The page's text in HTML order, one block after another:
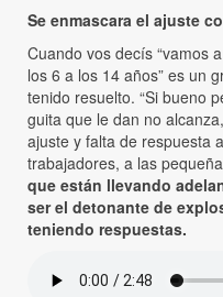
Se enmascara el ajuste
Cuando vos decís “vamos
los 6 a los 14 años” es un
tenido resuelto. “Si bueno
guita que le dan no
ajuste y falta de respuesta
trabajadores, a las
que están llevando
ser el detonante de
teniendo respuestas.